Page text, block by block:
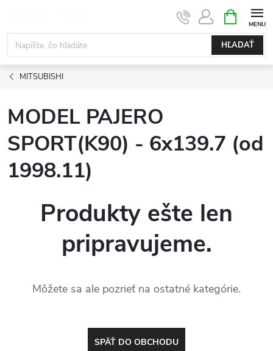
obsah
HĽADAŤ
KOŠÍK
MITSUBISHI
MODEL PAJERO
SPORT(K90) - 6x139.7 (od
1998.11)
Produkty ešte len
pripravujeme.
Môžete sa ale pozrieť na ostatné kategórie.
SPÄŤ DO OBCHODU